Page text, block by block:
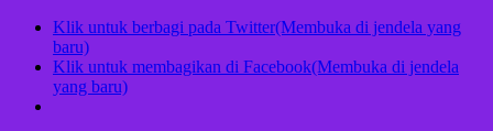
Klik untuk berbagi pada Twitter(Membuka di jendela yang
baru)
Klik untuk membagikan di Facebook(Membuka di jendela
yang baru)